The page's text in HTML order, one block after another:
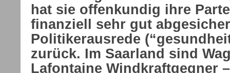
hat sie offenkundig ihre
finanziell sehr gut
Politikerausrede
zurück. Im Saarland sind
Lafontaine Windkraftgegner